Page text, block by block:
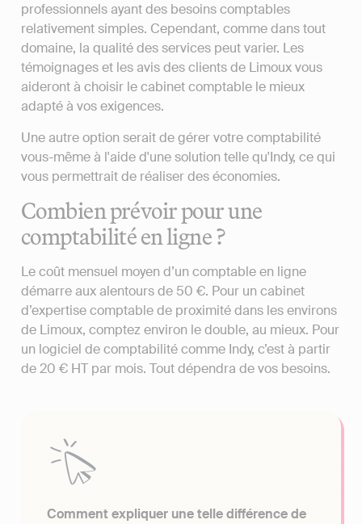
professionnels ayant des besoins comptables
relativement simples. Cependant, comme dans tout
domaine, la qualité des services peut varier. Les
témoignages et les avis des clients de Limoux vous
aideront à choisir le cabinet comptable le mieux
adapté à vos exigences.
Une autre option serait de gérer votre comptabilité
vous-même à l'aide d'une solution telle qu'Indy, ce qui
vous permettrait de réaliser des économies.
Combien prévoir pour une
comptabilité en ligne ?
Le coût mensuel moyen d’un comptable en ligne
démarre aux alentours de 50 €. Pour un cabinet
d’expertise comptable de proximité dans les environs
de Limoux, comptez environ le double, au mieux. Pour
un logiciel de comptabilité comme Indy, c’est à partir
de 20 € HT par mois. Tout dépendra de vos besoins.
Comment expliquer une telle différence de